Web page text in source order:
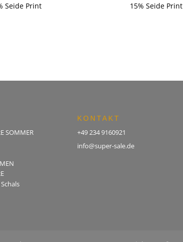
war:
ist:
Seide Print
war:
ist:
15% Seide Print
SOMMER
KONTAKT
+49 234 9160921
info@super-sale.de